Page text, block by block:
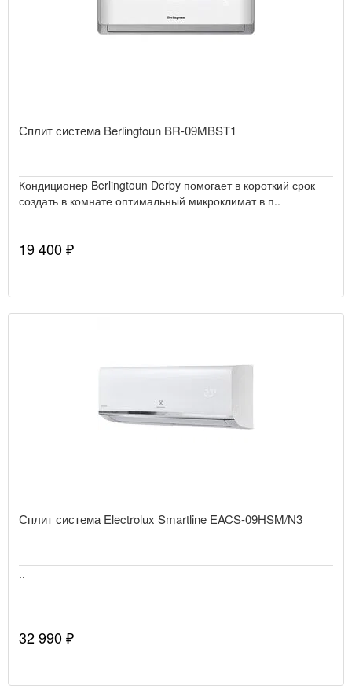
Сплит система Berlingtoun BR-09MBST1
Кондиционер Berlingtoun Derby помогает в короткий срок
создать в комнате оптимальный микроклимат в п..
19 400 ₽
Сплит система Electrolux Smartline EACS-09HSM/N3
..
32 990 ₽